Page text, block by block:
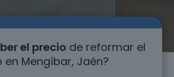
el precio de reformar el
en Mengíbar, Jaén?